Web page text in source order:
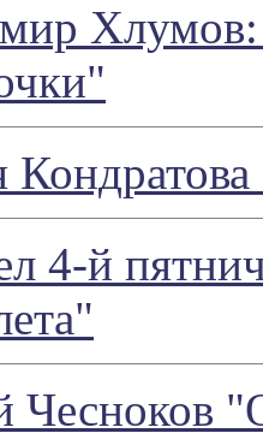
Хлумов:
4-й
Чесноков